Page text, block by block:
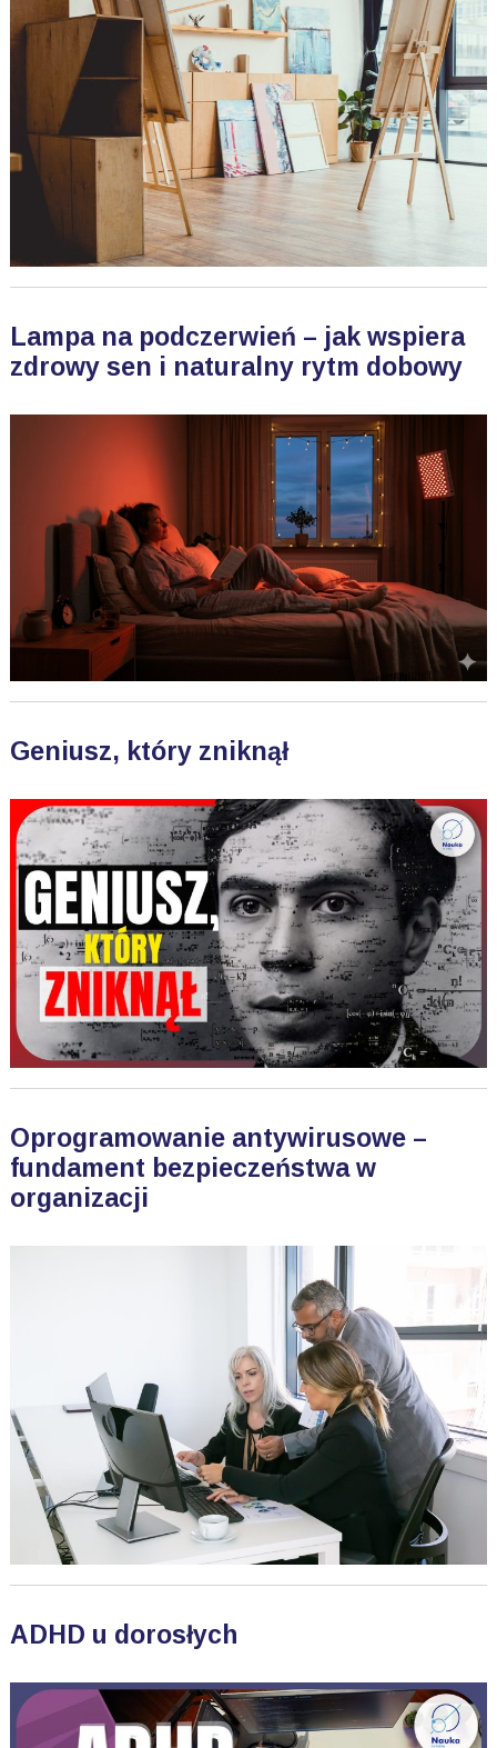
Lampa na podczerwień – jak wspiera
zdrowy sen i naturalny rytm dobowy
Geniusz, który zniknął
Oprogramowanie antywirusowe –
fundament bezpieczeństwa w
organizacji
ADHD u dorosłych